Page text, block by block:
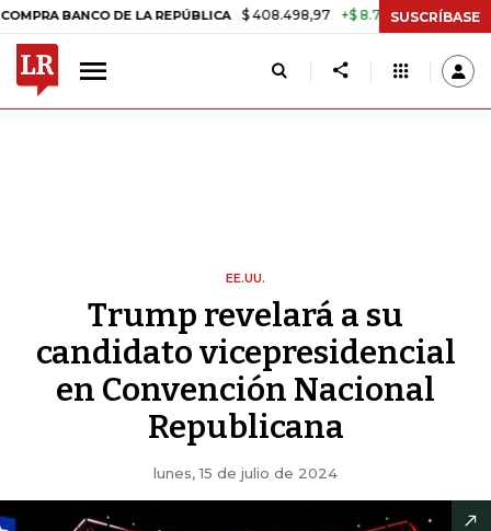
DE LA REPÚBLICA $ 408.498,97 +$ 8.753,81 +2,19% TASA DE
SUSCRÍBASE
EE.UU.
Trump revelará a su
candidato vicepresidencial
en Convención Nacional
Republicana
lunes, 15 de julio de 2024